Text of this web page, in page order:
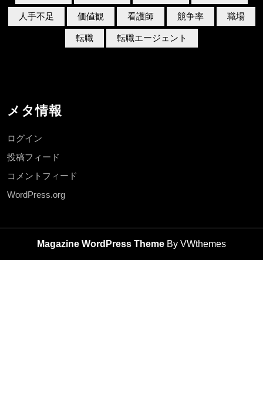
人手不足 価値観 看護師 競争率 職場
転職 転職エージェント
メタ情報
ログイン
投稿フィード
コメントフィード
WordPress.org
Magazine WordPress Theme By VWthemes